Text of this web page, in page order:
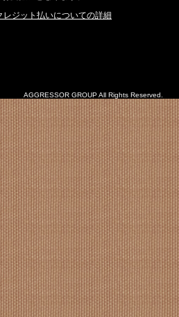
レジット払いについての詳細
AGGRESSOR GROUP All Rights Reserved.